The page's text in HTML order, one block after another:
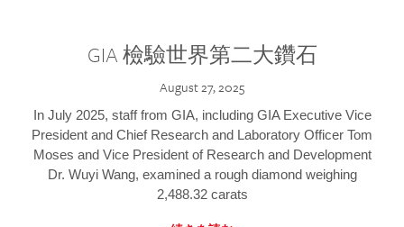
GIA 檢驗世界第二大鑽石
August 27, 2025
In July 2025, staff from GIA, including GIA Executive Vice
President and Chief Research and Laboratory Officer Tom
Moses and Vice President of Research and Development
Dr. Wuyi Wang, examined a rough diamond weighing
2,488.32 carats